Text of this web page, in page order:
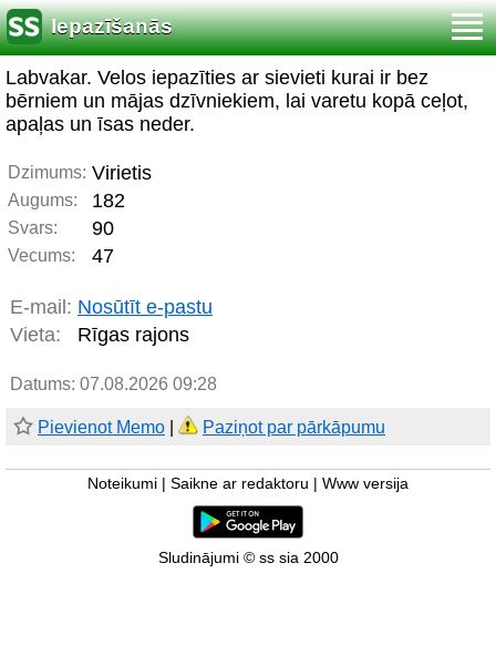
Iepazīšanās
Labvakar. Velos iepazīties ar sievieti kurai ir bez
bērniem un mājas dzīvniekiem, lai varetu kopā ceļot,
apaļas un īsas neder.
Dzimums: Virietis
Augums: 182
Svars: 90
Vecums: 47
E-mail: Nosūtīt e-pastu
Vieta:
Rīgas rajons
Datums: 07.08.2026 09:28
Pievienot Memo Paziņot par pārkāpumu
Noteikumi Saikne ar redaktoru Www versija
Sludinājumi © ss sia 2000